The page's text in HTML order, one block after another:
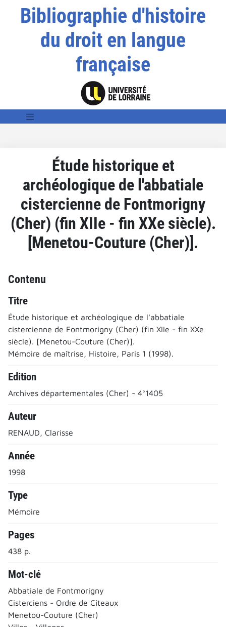
Bibliographie d'histoire
du droit en langue
française
Étude historique et
archéologique de l'abbatiale
cistercienne de Fontmorigny
(Cher) (fin XIIe - fin XXe siècle).
[Menetou-Couture (Cher)].
Contenu
Titre
Étude historique et archéologique de l'abbatiale
cistercienne de Fontmorigny (Cher) (fin XIIe - fin XXe
siècle). [Menetou-Couture (Cher)].
Mémoire de maîtrise, Histoire, Paris 1 (1998).
Edition
Archives départementales (Cher) - 4°1405
Auteur
RENAUD, Clarisse
Année
1998
Type
Mémoire
Pages
438 p.
Mot-clé
Abbatiale de Fontmorigny
Cisterciens - Ordre de Cîteaux
Menetou-Couture (Cher)